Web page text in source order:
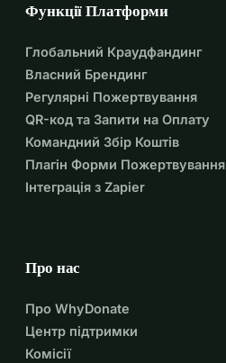
Функції Платформи
Глобальний Краудфандинг
Власний Брендинг
Регулярні Пожертвування
QR-код та Запити на Оплату
Командний Збір Коштів
Плагін Форми Пожертвування
Інтеграція з Zapier
Про нас
Про WhyDonate
Центр підтримки
Комісії